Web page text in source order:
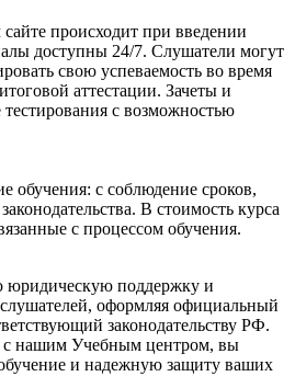
происходит при введении
доступны 24/7. Слушатели могут
свою успеваемость во время
аттестации. Зачеты и
с возможностью
обучения: с соблюдение сроков,
В стоимость курса
с процессом обучения.
поддержку и
оформляя официальный
законодательству РФ.
с нашим Учебным центром, вы
и надежную защиту ваших